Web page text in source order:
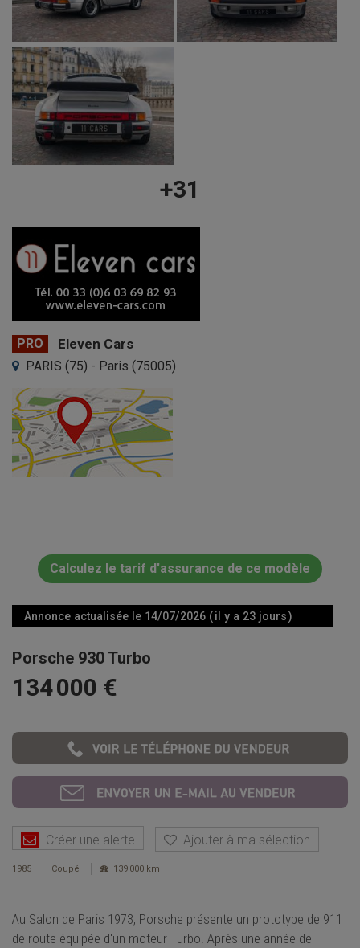
+31
PRO Eleven Cars
PARIS (75) - Paris (75005)
Calculez le tarif d'assurance de ce modèle
Annonce actualisée le 14/07/2026 ( il y a 23 jours )
Porsche 930 Turbo
134 000 €
Créer une alerte Ajouter à ma sélection
1985 Coupé 139 000 km
Au Salon de Paris 1973, Porsche présente un prototype de 911
de route équipée d'un moteur Turbo. Après une année de